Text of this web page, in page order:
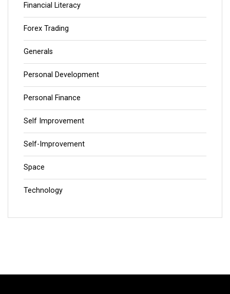
Financial Literacy
Forex Trading
Generals
Personal Development
Personal Finance
Self Improvement
Self-Improvement
Space
Technology